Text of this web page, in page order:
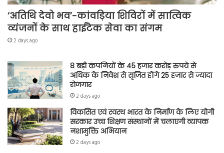
‘अतिथि देवो भव’-कांवड़िया शिविरों में सात्विक
व्यंजनों के साथ हाईटेक सेवा का संगम
2 days ago
8 बड़ी कंपनियों के 45 हजार करोड़ रुपये से
अधिक के निवेश से सृजित होंगे 25 हजार से ज्यादा
रोजगार
2 days ago
विकसित एवं स्वस्थ भारत के निर्माण के लिए योगी
सरकार उच्च शिक्षण संस्थानों में चलाएगी व्यापक
नशामुक्ति अभियान
2 days ago